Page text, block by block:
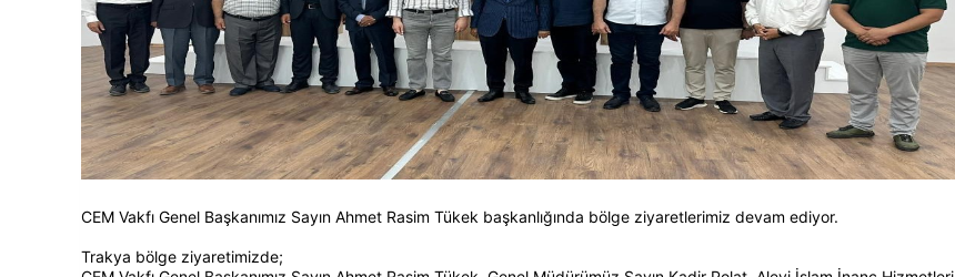
CEM Vakfı Genel Başkanımız Sayın Ahmet Rasim Tükek başkanlığında bölge ziyaretlerimiz devam ediyor.
Trakya bölge ziyaretimizde;